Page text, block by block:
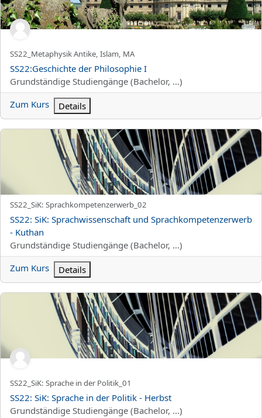
Kurzer Kursname
SS22_Metaphysik Antike, Islam, MA
Kursname
SS22:Geschichte der Philosophie I
Kursbereich
Grundständige Studiengänge (Bachelor, ...)
Zum Kurs
Details
SS22: SiK: Sprachwissenschaft und Sprachkompetenzerwerb -
Kurzer Kursname
SS22_SiK: Sprachkompetenzerwerb_02
Kursname
SS22: SiK: Sprachwissenschaft und Sprachkompetenzerwerb
- Kuthan
Kursbereich
Grundständige Studiengänge (Bachelor, ...)
Zum Kurs
Details
SS22: SiK: Sprache in der Politik - Herbst
Kurzer Kursname
SS22_SiK: Sprache in der Politik_01
Kursname
SS22: SiK: Sprache in der Politik - Herbst
Kursbereich
Grundständige Studiengänge (Bachelor, ...)